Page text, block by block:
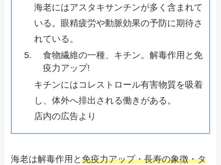
海老にはアスタキサンチンが多く含まれて
いる。眼精疲労や動脈効果の予防に期待さ
れている。
食物繊維の一種、キチン。解毒作用と免
疫力アップ!
キチンにはコレストロール有害物質を吸着
し、体外へ排出される働きがある。
店内の広告より
海老は解毒作用と免疫力アップ・長寿の象徴・タ